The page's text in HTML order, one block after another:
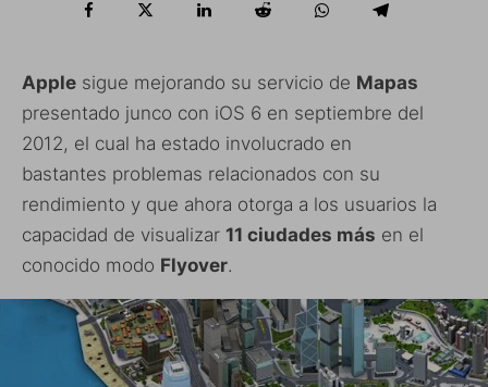
Apple sigue mejorando su servicio de Mapas
presentado junco con iOS 6 en septiembre del
2012, el cual ha estado involucrado en
bastantes problemas relacionados con su
rendimiento y que ahora otorga a los usuarios la
capacidad de visualizar 11 ciudades más en el
conocido modo Flyover.